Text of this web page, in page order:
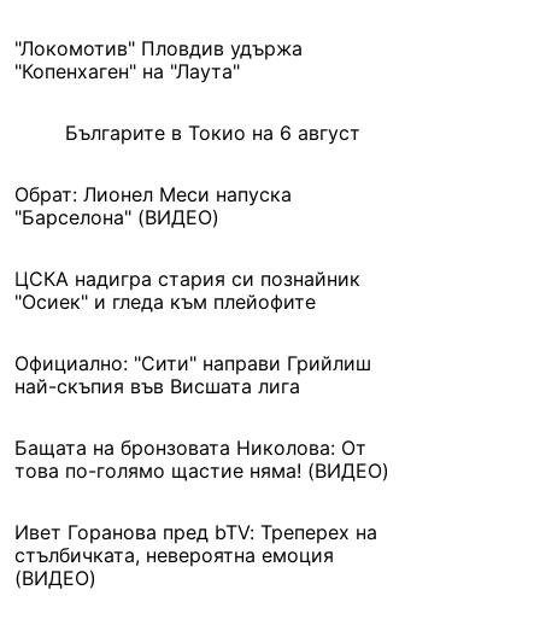
"Локомотив" Пловдив удържа
"Копенхаген" на "Лаута"
Българите в Токио на 6 август
Обрат: Лионел Меси напуска
"Барселона" (ВИДЕО)
ЦСКА надигра стария си познайник
"Осиек" и гледа към плейофите
Официално: "Сити" направи Грийлиш
най-скъпия във Висшата лига
Бащата на бронзовата Николова: От
това по-голямо щастие няма! (ВИДЕО)
Ивет Горанова пред bTV: Треперех на
стълбичката, невероятна емоция
(ВИДЕО)